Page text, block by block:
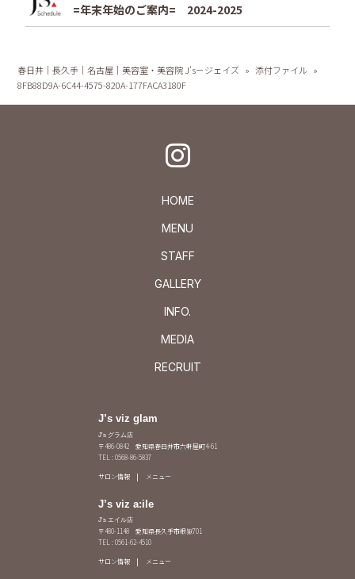
=年末年始のご案内= 2024-2025
春日井｜長久手｜名古屋｜美容室・美容院 J's－ジェイズ » 添付ファイル »
8FB88D9A-6C44-4575-820A-177FACA3180F
HOME
MENU
STAFF
GALLERY
INFO.
MEDIA
RECRUIT
J’s viz glam
J's グラム店
〒486-0842 愛知県春日井市六軒屋町4-61
TEL : 0568-86-5837
サロン情報 メニュー
J’s viz a:ile
J's エイル店
〒480-1148 愛知県長久手市根嶽701
TEL : 0561-62-4510
サロン情報 メニュー